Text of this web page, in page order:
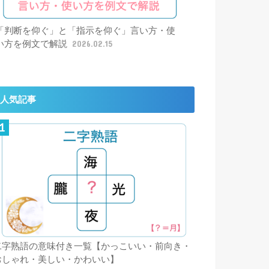
判断を仰ぐ」と「指示を仰ぐ」言い方・使
方を例文で解説 2026.02.15
人気記事
字熟語の意味付き一覧【かっこいい・前向き・
ゃれ・美しい・かわいい】